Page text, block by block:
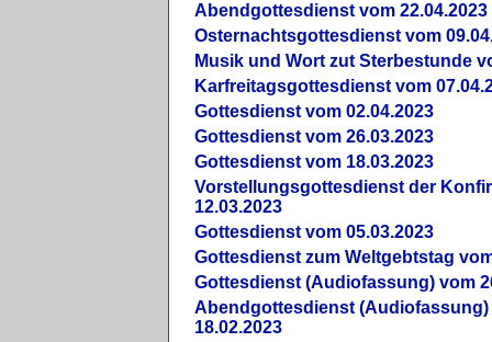
Abendgottesdienst vom 22.04.2023
Osternachtsgottesdienst vom
Musik und Wort zut Sterbestunde
Karfreitagsgottesdienst vom
Gottesdienst vom 02.04.2023
Gottesdienst vom 26.03.2023
Gottesdienst vom 18.03.2023
Vorstellungsgottesdienst der
12.03.2023
Gottesdienst vom 05.03.2023
Gottesdienst zum Weltgebtstag
Gottesdienst (Audiofassung) vom
Abendgottesdienst (Audiofassung)
18.02.2023